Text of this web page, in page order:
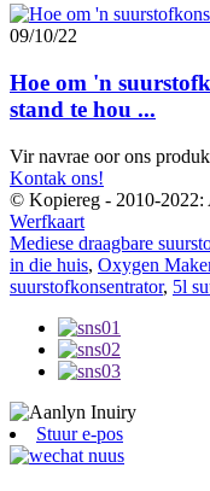
09/10/22
Hoe om 'n
stand te hou ...
Vir navrae oor ons
Kontak ons!
© Kopiereg - 2010-2022:
Werfkaart
Mediese draagbare
in die huis, Oxygen
suurstofkonsentrator, 5l
Stuur e-pos